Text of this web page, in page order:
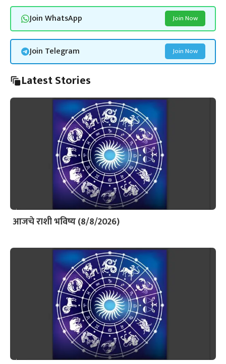
Join WhatsApp Join Now
Join Telegram Join Now
Latest Stories
आजचे राशी भविष्य (8/8/2026)